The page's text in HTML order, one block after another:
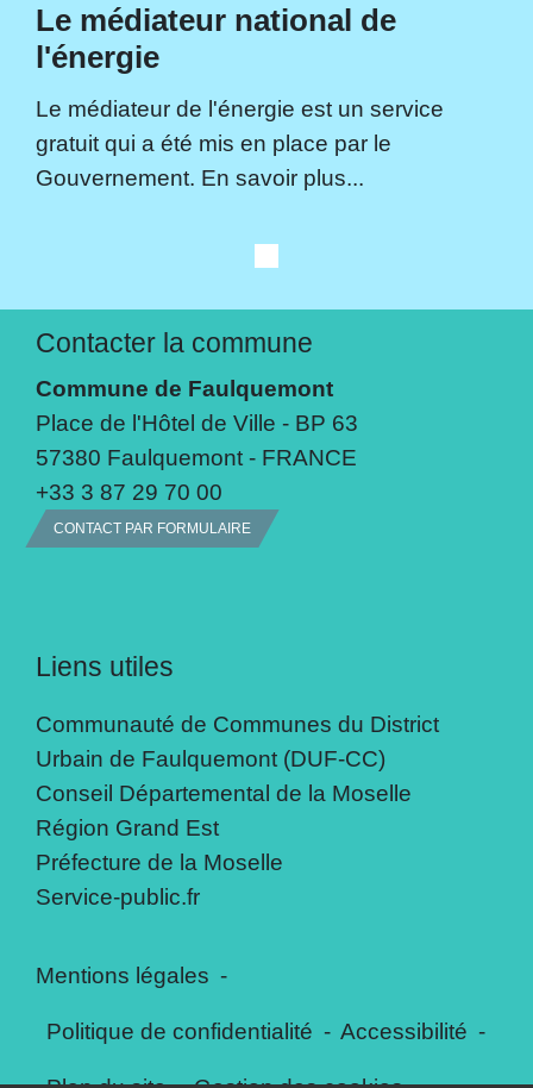
Le médiateur national de
l'énergie
Le médiateur de l'énergie est un service
gratuit qui a été mis en place par le
Gouvernement. En savoir plus...
Contacter la commune
Commune de Faulquemont
Place de l'Hôtel de Ville - BP 63
57380 Faulquemont - FRANCE
+33 3 87 29 70 00
CONTACT PAR FORMULAIRE
Liens utiles
Communauté de Communes du District
Urbain de Faulquemont (DUF-CC)
Conseil Départemental de la Moselle
Région Grand Est
Préfecture de la Moselle
Service-public.fr
Mentions légales -
Politique de confidentialité - Accessibilité -